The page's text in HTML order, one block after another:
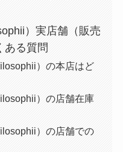
）実店舗（販売
ある質問
）の本店はど
）の店舗在庫
）の店舗での